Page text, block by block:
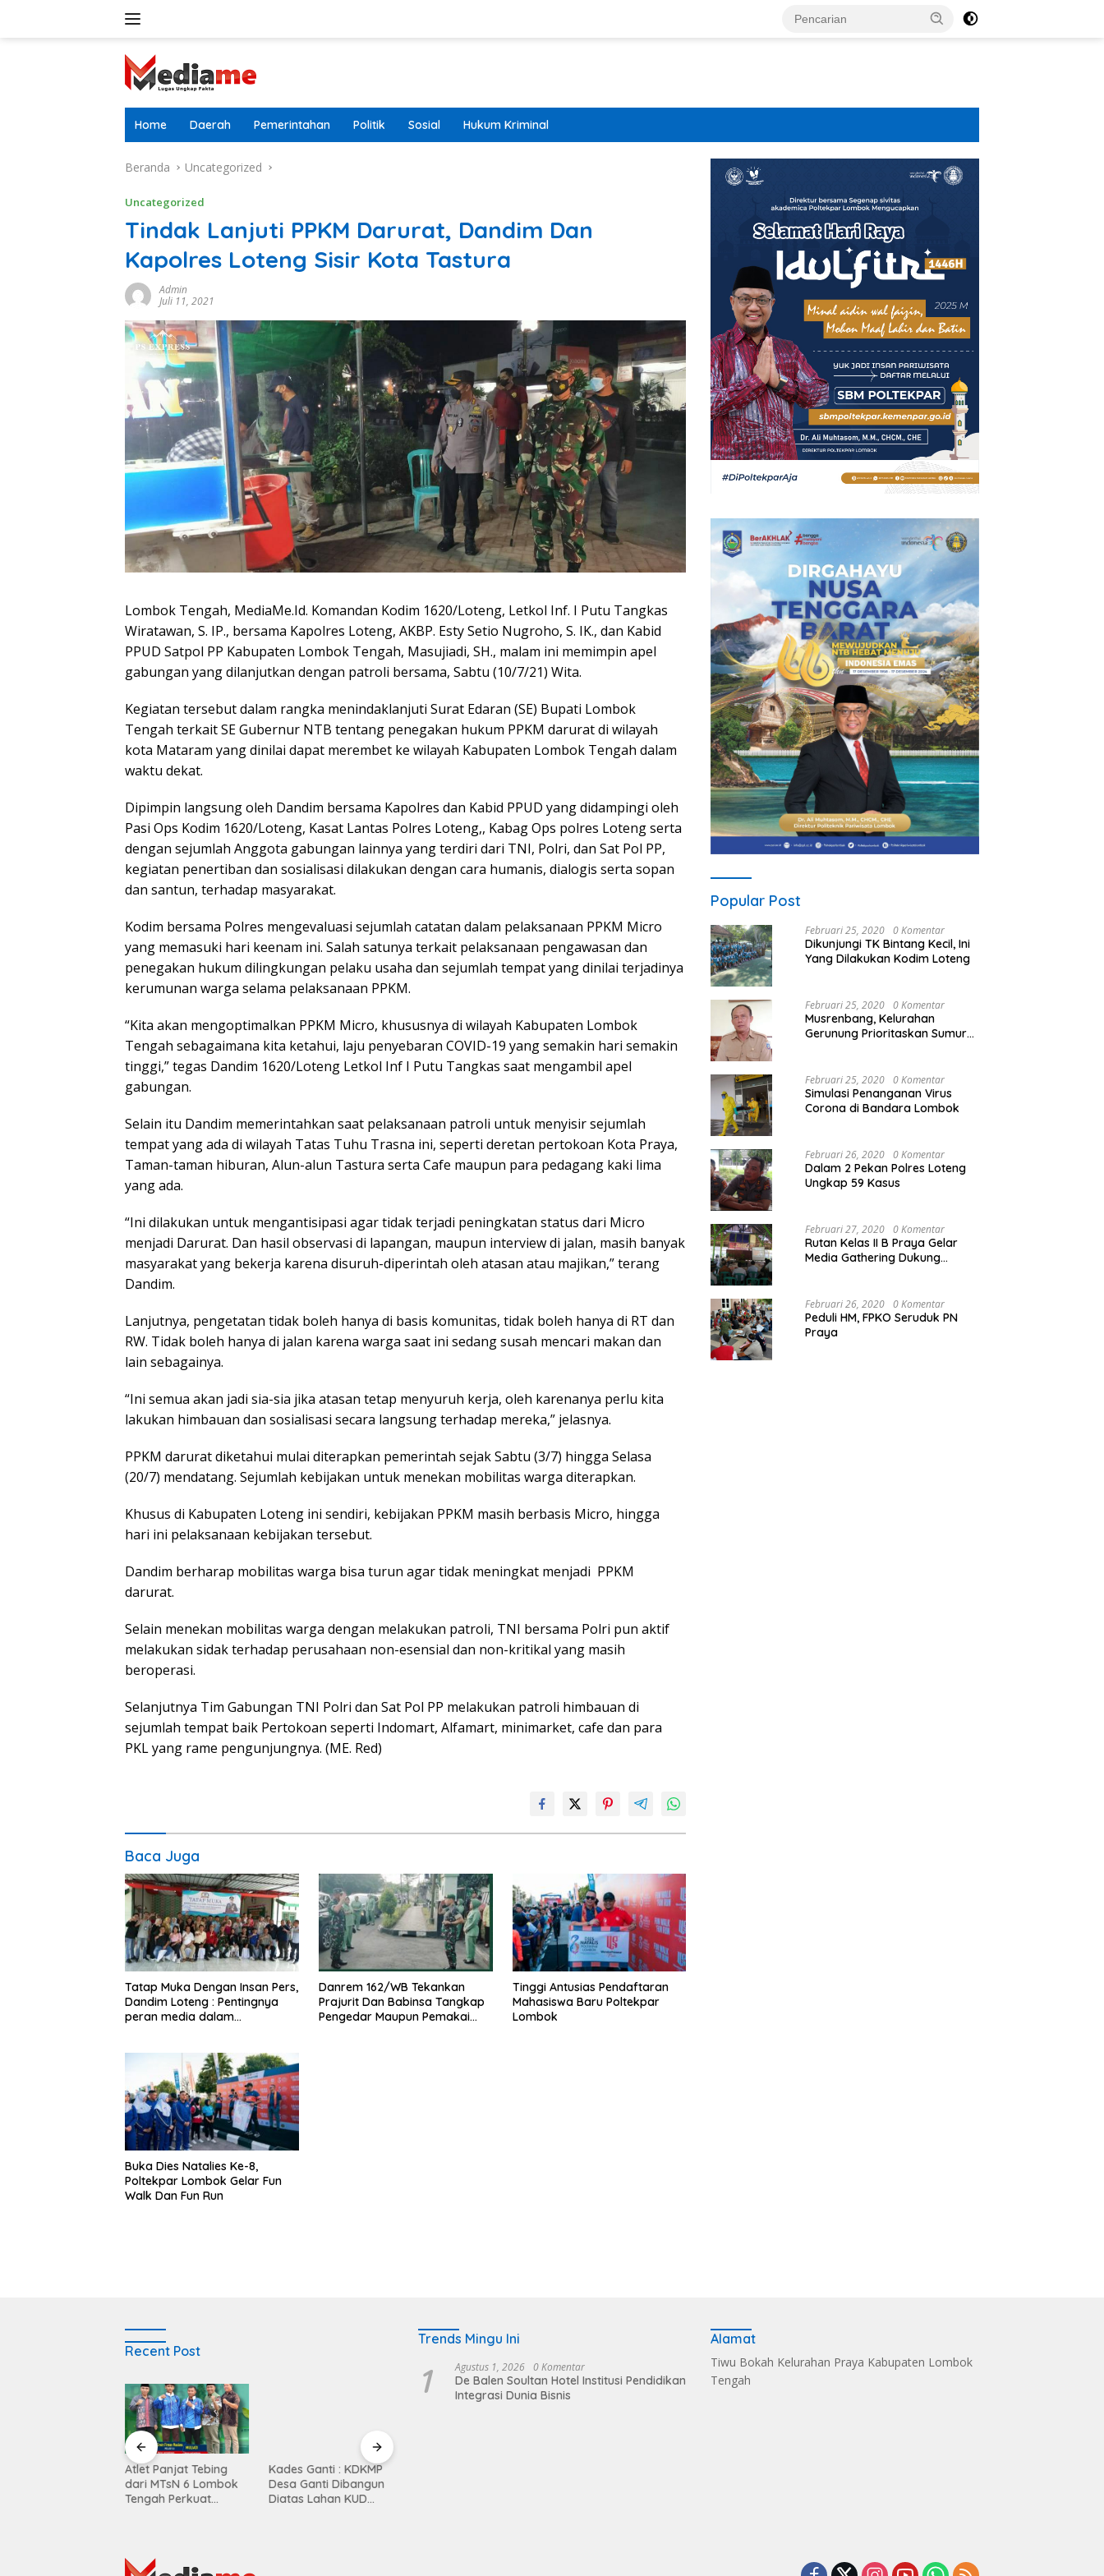
Home Daerah Pemerintahan Politik Sosial Hukum Kriminal
Beranda Uncategorized
Uncategorized
Tindak Lanjuti PPKM Darurat, Dandim Dan
Kapolres Loteng Sisir Kota Tastura
Admin
Juli 11, 2021
Lombok Tengah, MediaMe.Id. Komandan Kodim 1620/Loteng, Letkol Inf. I Putu Tangkas
Wiratawan, S. IP., bersama Kapolres Loteng, AKBP. Esty Setio Nugroho, S. IK., dan Kabid
PPUD Satpol PP Kabupaten Lombok Tengah, Masujiadi, SH., malam ini memimpin apel
gabungan yang dilanjutkan dengan patroli bersama, Sabtu (10/7/21) Wita.
Kegiatan tersebut dalam rangka menindaklanjuti Surat Edaran (SE) Bupati Lombok
Tengah terkait SE Gubernur NTB tentang penegakan hukum PPKM darurat di wilayah
kota Mataram yang dinilai dapat merembet ke wilayah Kabupaten Lombok Tengah dalam
waktu dekat.
Dipimpin langsung oleh Dandim bersama Kapolres dan Kabid PPUD yang didampingi oleh
Pasi Ops Kodim 1620/Loteng, Kasat Lantas Polres Loteng,, Kabag Ops polres Loteng serta
dengan sejumlah Anggota gabungan lainnya yang terdiri dari TNI, Polri, dan Sat Pol PP,
kegiatan penertiban dan sosialisasi dilakukan dengan cara humanis, dialogis serta sopan
dan santun, terhadap masyarakat.
Kodim bersama Polres mengevaluasi sejumlah catatan dalam pelaksanaan PPKM Micro
yang memasuki hari keenam ini. Salah satunya terkait pelaksanaan pengawasan dan
penegakan hukum dilingkungan pelaku usaha dan sejumlah tempat yang dinilai terjadinya
kerumunan warga selama pelaksanaan PPKM.
“Kita akan mengoptimalkan PPKM Micro, khususnya di wilayah Kabupaten Lombok
Tengah sebagaimana kita ketahui, laju penyebaran COVID-19 yang semakin hari semakin
tinggi,” tegas Dandim 1620/Loteng Letkol Inf I Putu Tangkas saat mengambil apel
gabungan.
Selain itu Dandim memerintahkan saat pelaksanaan patroli untuk menyisir sejumlah
tempat yang ada di wilayah Tatas Tuhu Trasna ini, seperti deretan pertokoan Kota Praya,
Taman-taman hiburan, Alun-alun Tastura serta Cafe maupun para pedagang kaki lima
yang ada.
“Ini dilakukan untuk mengantisipasi agar tidak terjadi peningkatan status dari Micro
menjadi Darurat. Dan hasil observasi di lapangan, maupun interview di jalan, masih banyak
masyarakat yang bekerja karena disuruh-diperintah oleh atasan atau majikan,” terang
Dandim.
Lanjutnya, pengetatan tidak boleh hanya di basis komunitas, tidak boleh hanya di RT dan
RW. Tidak boleh hanya di jalan karena warga saat ini sedang susah mencari makan dan
lain sebagainya.
“Ini semua akan jadi sia-sia jika atasan tetap menyuruh kerja, oleh karenanya perlu kita
lakukan himbauan dan sosialisasi secara langsung terhadap mereka,” jelasnya.
PPKM darurat diketahui mulai diterapkan pemerintah sejak Sabtu (3/7) hingga Selasa
(20/7) mendatang. Sejumlah kebijakan untuk menekan mobilitas warga diterapkan.
Khusus di Kabupaten Loteng ini sendiri, kebijakan PPKM masih berbasis Micro, hingga
hari ini pelaksanaan kebijakan tersebut.
Dandim berharap mobilitas warga bisa turun agar tidak meningkat menjadi PPKM
darurat.
Selain menekan mobilitas warga dengan melakukan patroli, TNI bersama Polri pun aktif
melakukan sidak terhadap perusahaan non-esensial dan non-kritikal yang masih
beroperasi.
Selanjutnya Tim Gabungan TNI Polri dan Sat Pol PP melakukan patroli himbauan di
sejumlah tempat baik Pertokoan seperti Indomart, Alfamart, minimarket, cafe dan para
PKL yang rame pengunjungnya. (ME. Red)
Baca Juga
Tatap Muka Dengan Insan Pers,
Dandim Loteng : Pentingnya
peran media dalam
Danrem 162/WB Tekankan
Prajurit Dan Babinsa Tangkap
Pengedar Maupun Pemakai
Tinggi Antusias Pendaftaran
Mahasiswa Baru Poltekpar
Lombok
Buka Dies Natalies Ke-8,
Poltekpar Lombok Gelar Fun
Walk Dan Fun Run
Popular Post
Februari 25, 2020 0 Komentar
Dikunjungi TK Bintang Kecil, Ini
Yang Dilakukan Kodim Loteng
Februari 25, 2020 0 Komentar
Musrenbang, Kelurahan
Gerunung Prioritaskan Sumur
Februari 25, 2020 0 Komentar
Simulasi Penanganan Virus
Corona di Bandara Lombok
Februari 26, 2020 0 Komentar
Dalam 2 Pekan Polres Loteng
Ungkap 59 Kasus
Februari 27, 2020 0 Komentar
Rutan Kelas II B Praya Gelar
Media Gathering Dukung
Februari 26, 2020 0 Komentar
Peduli HM, FPKO Seruduk PN
Praya
Recent Post
Atlet Panjat Tebing
dari MTsN 6 Lombok
Tengah Perkuat
Kades Ganti : KDKMP
Desa Ganti Dibangun
Diatas Lahan KUD
Trends Mingu Ini
1 Agustus 1, 2026 0 Komentar
De Balen Soultan Hotel Institusi Pendidikan
Integrasi Dunia Bisnis
Alamat
Tiwu Bokah Kelurahan Praya Kabupaten Lombok
Tengah